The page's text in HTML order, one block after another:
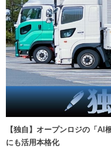
【独自】オープンロジの「
にも活用本格化